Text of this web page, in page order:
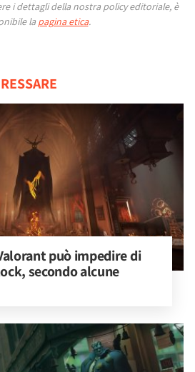
i dettagli della nostra policy editoriale, è
la pagina etica.
può impedire di
secondo alcune